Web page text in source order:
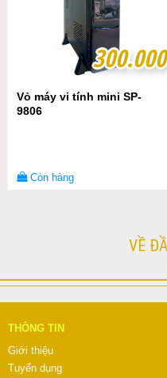
300.000
300.000
Vỏ máy vi tính mini SP-
9806
Còn hàng
VỀ
THÔNG TIN
Giới thiệu
Tuyển dụng